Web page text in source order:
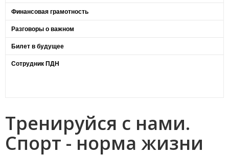
Финансовая грамотность
Разговоры о важном
Билет в будущее
Сотрудник ПДН
Тренируйся с нами.
Спорт - норма жизни